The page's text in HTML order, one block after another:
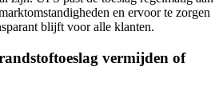
en ervoor te zorgen
blijft voor alle klanten.
vermijden of